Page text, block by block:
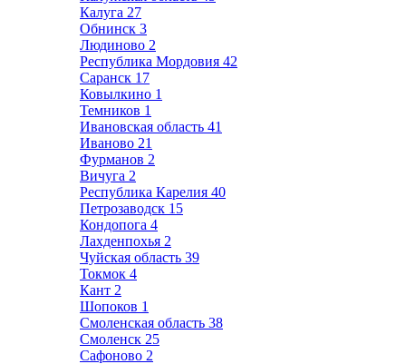
Калуга 27
Обнинск 3
Людиново 2
Республика Мордовия 42
Саранск 17
Ковылкино 1
Темников 1
Ивановская область 41
Иваново 21
Фурманов 2
Вичуга 2
Республика Карелия 40
Петрозаводск 15
Кондопога 4
Лахденпохья 2
Чуйская область 39
Токмок 4
Кант 2
Шопоков 1
Смоленская область 38
Смоленск 25
Сафоново 2